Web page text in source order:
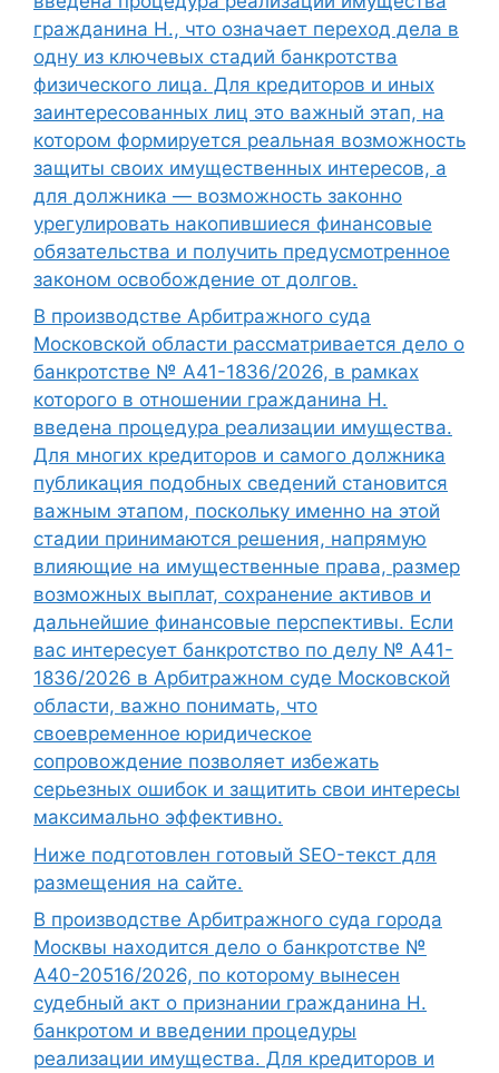
гражданина Н., что означает переход дела в
одну из ключевых стадий банкротства
физического лица. Для кредиторов и иных
заинтересованных лиц это важный этап, на
котором формируется реальная возможность
защиты своих имущественных интересов, а
для должника — возможность законно
урегулировать накопившиеся финансовые
обязательства и получить предусмотренное
законом освобождение от долгов.
В производстве Арбитражного суда
Московской области рассматривается дело о
банкротстве № А41-1836/2026, в рамках
которого в отношении гражданина Н.
введена процедура реализации имущества.
Для многих кредиторов и самого должника
публикация подобных сведений становится
важным этапом, поскольку именно на этой
стадии принимаются решения, напрямую
влияющие на имущественные права, размер
возможных выплат, сохранение активов и
дальнейшие финансовые перспективы. Если
вас интересует банкротство по делу № А41-
1836/2026 в Арбитражном суде Московской
области, важно понимать, что
своевременное юридическое
сопровождение позволяет избежать
серьезных ошибок и защитить свои интересы
максимально эффективно.
Ниже подготовлен готовый SEO-текст для
размещения на сайте.
В производстве Арбитражного суда города
Москвы находится дело о банкротстве №
А40-20516/2026, по которому вынесен
судебный акт о признании гражданина Н.
банкротом и введении процедуры
реализации имущества. Для кредиторов и